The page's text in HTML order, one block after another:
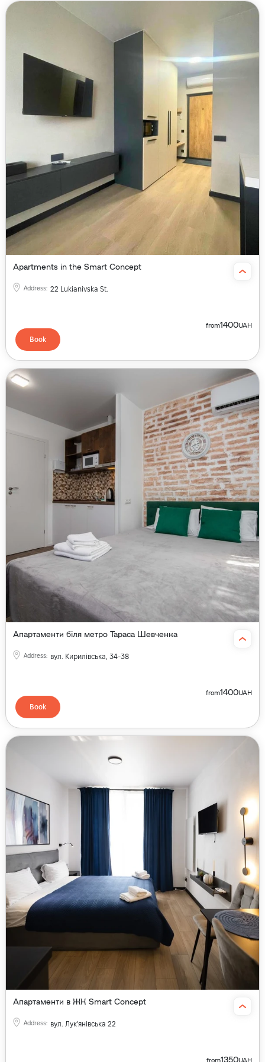
Apartments in the Smart Concept
Address: 22 Lukianivska St.
from1400UAH
Book
Апартаменти біля метро Тараса Шевченка
Address: вул. Кирилівська, 34-38
from1400UAH
Book
Апартаменти в ЖК Smart Concept
Address: вул. Лук'янівська 22
from1350UAH